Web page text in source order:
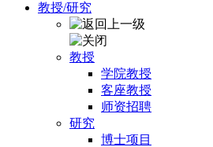
教授/研究
教授
学院教授
客座教授
师资招聘
研究
博士项目